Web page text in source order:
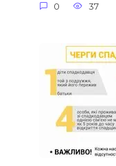
0 37